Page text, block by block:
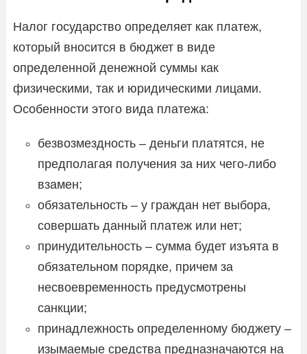
Налог государство определяет как платеж,
который вносится в бюджет в виде
определенной денежной суммы как
физическими, так и юридическими лицами.
Особенности этого вида платежа:
безвозмездность – деньги платятся, не
предполагая получения за них чего-либо
взамен;
обязательность – у граждан нет выбора,
совершать данный платеж или нет;
принудительность – сумма будет изъята в
обязательном порядке, причем за
несвоевременность предусмотрены
санкции;
принадлежность определенному бюджету –
изымаемые средства предназначаются на